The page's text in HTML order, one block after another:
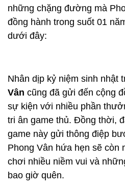
những chặng đường mà
đồng hành trong suốt 01
dưới đây:
Nhân dịp kỷ niệm sinh nhật
Vân cũng đã gửi đến cộng
sự kiện với nhiều phần
tri ân game thủ. Đồng thời,
game này gửi thông điệp
Phong Vân hứa hẹn sẽ còn
chơi nhiều niềm vui và
bao giờ quên.